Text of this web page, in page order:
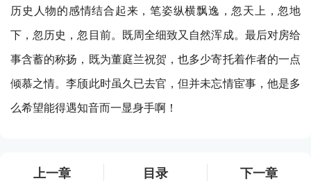
历史人物的感情结合起来，笔姿纵横飘逸，忽天上，忽地
下，忽历史，忽目前。既周全细致又自然浑成。最后对房给
事含蓄的称扬，既为董庭兰祝贺，也多少寄托着作者的一点
倾慕之情。李颀此时虽久已去官，但并未忘情宦事，他是多
么希望能得遇知音而一显身手啊！
上一章 目录 下一章